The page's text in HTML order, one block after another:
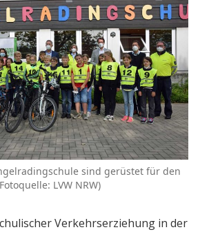
sind gerüstet für den
LVW NRW)
Verkehrserziehung in der